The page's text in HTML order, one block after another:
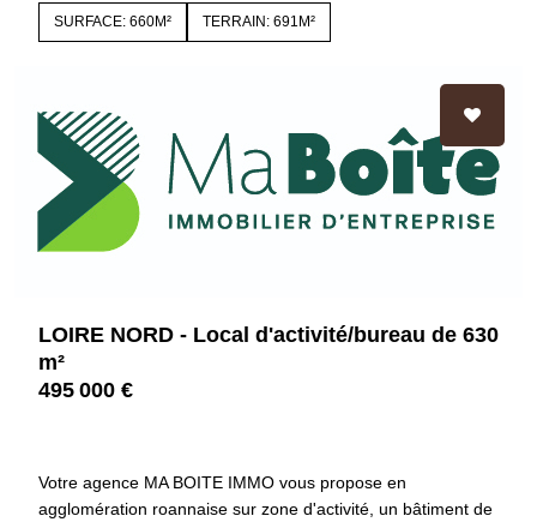
SURFACE: 660M² TERRAIN: 691M²
LOIRE NORD - Local d'activité/bureau de 630
m²
495 000 €
Votre agence MA BOITE IMMO vous propose en
agglomération roannaise sur zone d'activité, un bâtiment de